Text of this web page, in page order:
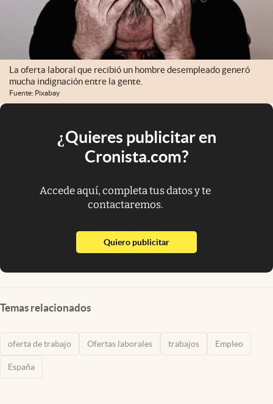
La oferta laboral que recibió un hombre desempleado generó
mucha indignación entre la gente.
Fuente: Pixabay
¿Quieres publicitar en
Cronista.com?
Accede aquí, completa tus datos y te
contactaremos.
Quiero publicitarabre en nueva pestaña
Temas relacionados
oferta de trabajo Ofertas laborales trabajos Empleo
España